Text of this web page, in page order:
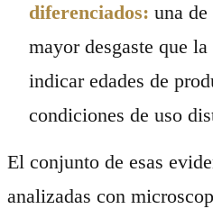
diferenciados: una de
mayor desgaste que
indicar edades de
condiciones de uso
El conjunto de esas
analizadas con